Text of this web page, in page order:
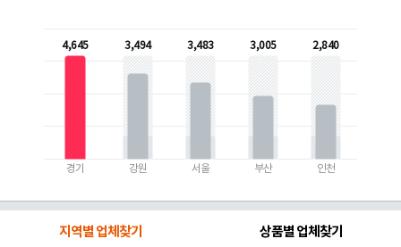
4,645
경기
3,494
강원
3,483
서울
3,005
부산
2,840
인천
지역별 업체찾기 상품별 업체찾기